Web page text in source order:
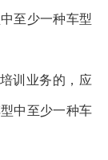
至少一种车型
训业务的，应
中至少一种车